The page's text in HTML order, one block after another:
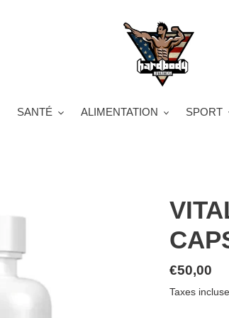
SANTÉ ALIMENTATION SPORT
Prix
normal
€50,00
Taxes